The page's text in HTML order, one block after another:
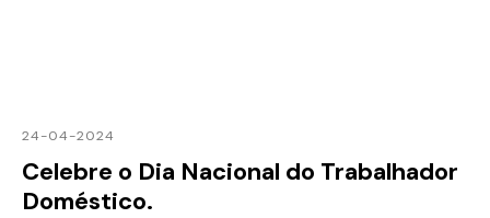
24-04-2024
Celebre o Dia Nacional do Trabalhador
Doméstico.